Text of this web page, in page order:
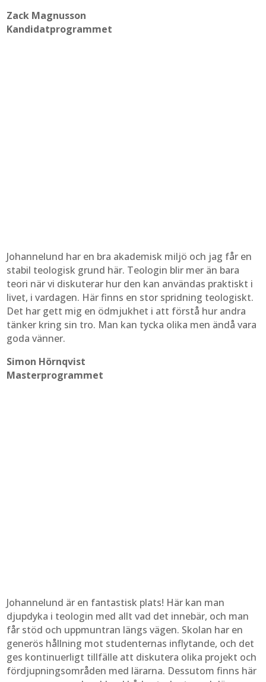
Zack Magnusson
Kandidatprogrammet
Johannelund har en bra akademisk miljö och jag får en
stabil teologisk grund här. Teologin blir mer än bara
teori när vi diskuterar hur den kan användas praktiskt i
livet, i vardagen. Här finns en stor spridning teologiskt.
Det har gett mig en ödmjukhet i att förstå hur andra
tänker kring sin tro. Man kan tycka olika men ändå vara
goda vänner.
Simon Hörnqvist
Masterprogrammet
Johannelund är en fantastisk plats! Här kan man
djupdyka i teologin med allt vad det innebär, och man
får stöd och uppmuntran längs vägen. Skolan har en
generös hållning mot studenternas inflytande, och det
ges kontinuerligt tillfälle att diskutera olika projekt och
fördjupningsområden med lärarna. Dessutom finns här